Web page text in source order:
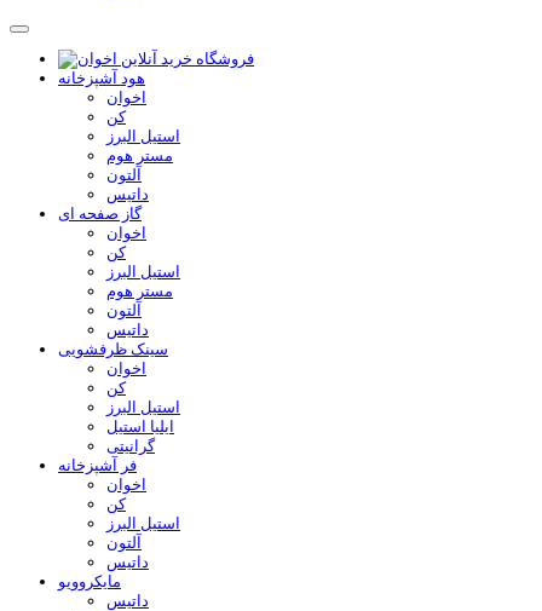
هود آشپزخانه
اخوان
کن
استیل البرز
مستر هوم
آلتون
داتیس
گاز صفحه ای
اخوان
کن
استیل البرز
مستر هوم
آلتون
داتیس
سینک ظرفشویی
اخوان
کن
استیل البرز
ایلیا استیل
گرانیتی
فر آشپزخانه
اخوان
کن
استیل البرز
آلتون
داتیس
مایکروویو
داتیس